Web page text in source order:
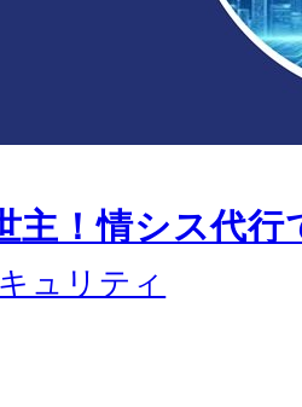
主！情シス代
ュリティ